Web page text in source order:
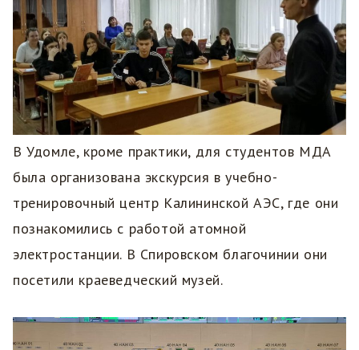
В Удомле, кроме практики, для студентов МДА
была организована экскурсия в учебно-
тренировочный центр Калининской АЭС, где они
познакомились с работой атомной
электростанции. В Спировском благочинии они
посетили краеведческий музей.